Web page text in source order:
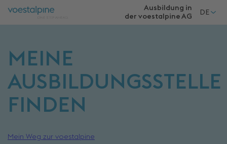
Ausbildung in
der voestalpine AG
DE
MEINE
AUSBILDUNGSSTELLE
FINDEN
Mein Weg zur voestalpine